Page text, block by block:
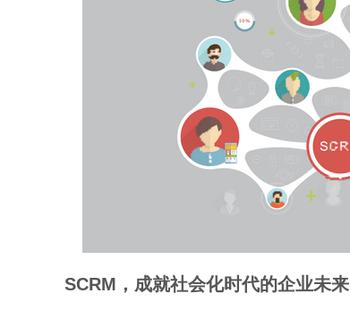
SCRM，成就社会化时代的企业未来